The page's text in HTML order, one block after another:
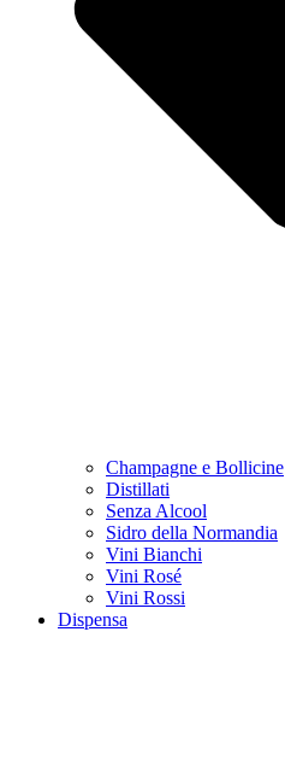
Champagne e Bollicine
Distillati
Senza Alcool
Sidro della Normandia
Vini Bianchi
Vini Rosé
Vini Rossi
Dispensa